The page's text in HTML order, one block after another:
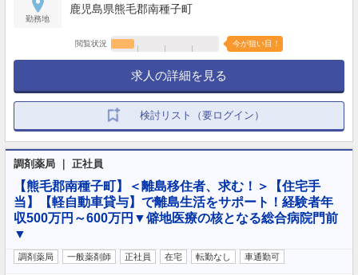
勤務地
鹿児島県熊毛郡南種子町
閲覧状況 今が狙い目！
求人の詳細を見る
検討リスト（要ログイン）
調剤薬局 ｜ 正社員
【熊毛郡南種子町】＜離島移住者、求む！＞【住宅手
当】【軽自動車貸与】で離島生活をサポート！経験者年
収500万円～600万円▼僻地医療の核となる総合病院門前
▼
調剤薬局 一般薬剤師 正社員 在宅 転勤なし 車通勤可